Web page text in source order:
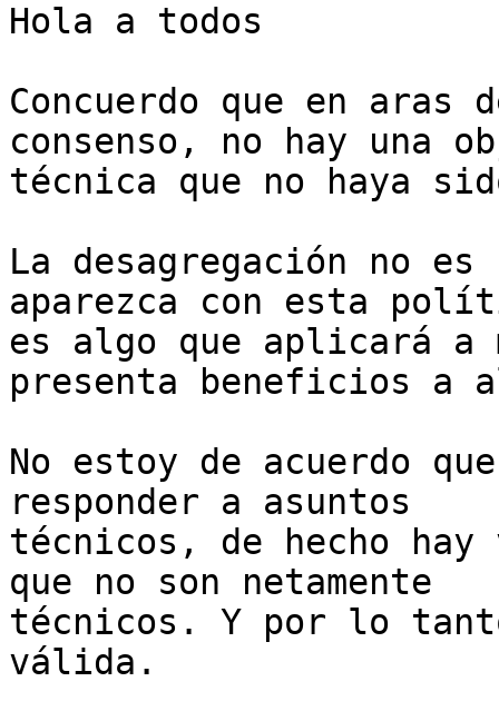
Hola a todos
Concuerdo que en
consenso, no hay una
técnica que no haya
La desagregación no
aparezca con esta
es algo que aplicará a
presenta beneficios a
No estoy de acuerdo
responder a asuntos
técnicos, de hecho
que no son netamente
técnicos. Y por lo
válida.